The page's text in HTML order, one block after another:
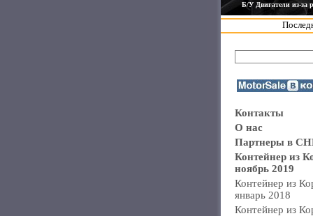
Б/У Двигатели из-за
Контакты
О нас
Партнеры в
Контейнер из
ноябрь 2019
Контейнер из
январь 2018
Контейнер из